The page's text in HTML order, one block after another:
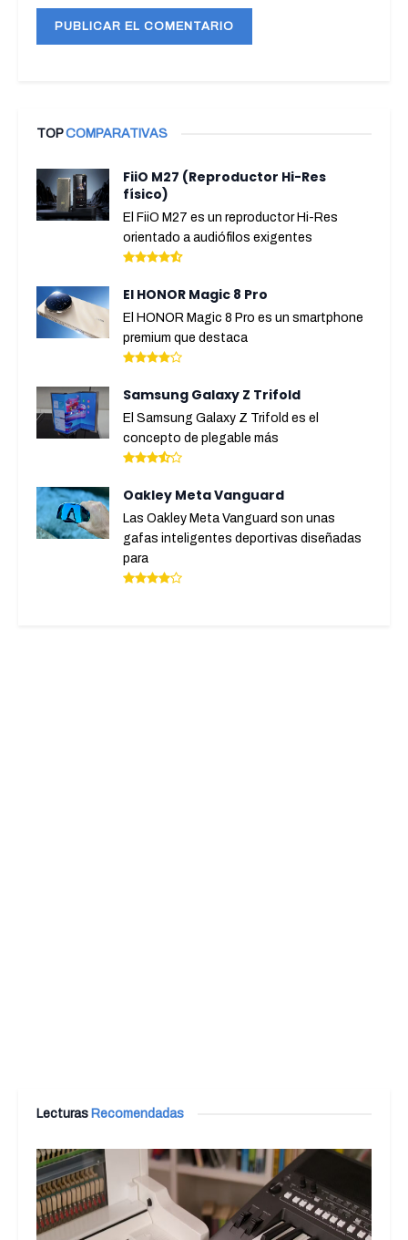
TOPCOMPARATIVAS
FiiO M27 (Reproductor Hi-Res
físico)
El FiiO M27 es un reproductor Hi-Res
orientado a audiófilos exigentes
El HONOR Magic 8 Pro
El HONOR Magic 8 Pro es un smartphone
premium que destaca
Samsung Galaxy Z Trifold
El Samsung Galaxy Z Trifold es el
concepto de plegable más
Oakley Meta Vanguard
Las Oakley Meta Vanguard son unas
gafas inteligentes deportivas diseñadas
para
Lecturas Recomendadas